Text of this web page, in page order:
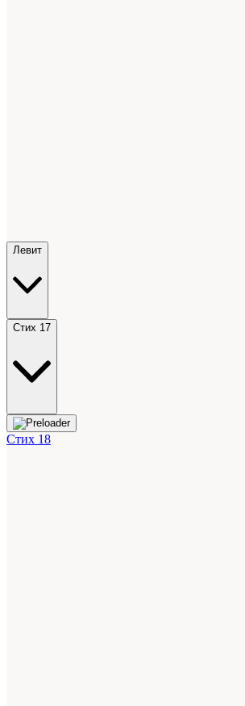
Левит
Стих 17
Стих 18